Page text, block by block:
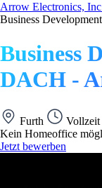
Arrow Electronics,
Business
Business
DACH -
Furth Vollzeit
Kein Homeoffice
Jetzt bewerben